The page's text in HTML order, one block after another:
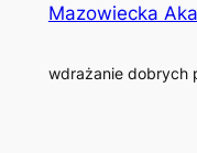
Mazowiecka
wdrażanie dobrych